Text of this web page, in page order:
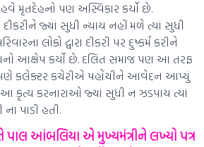
મૃતદેહનો પણ અસ્વિકાર કર્યો છે.
જ્યાં સુધી ન્યાય નહીં મળે ત્યાં સુધી
લોકો દ્વારા દીકરી પર દુષ્કર્મ કરીને
આક્ષેપ કર્યો છે. દલિત સમાજ પણ આ તરફ
કલેક્ટર કચેરીએ પહોંચીને આવેદન આપ્યું
કૃત્ય કરનારાઓ જ્યાં સુધી ન ઝડપાય ત્યાં
પાડી હતી.
પાલ આંબલિયા એ મુખ્યમંત્રીને લખ્યો પત્ર